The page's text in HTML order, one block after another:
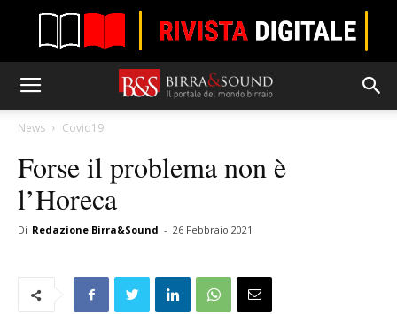
News Covid19
Forse il problema non è
l’Horeca
Di Redazione Birra&Sound - 26 Febbraio 2021